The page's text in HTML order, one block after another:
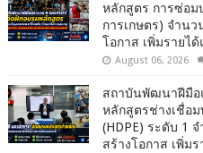
หลักสูตร การซ่อม
การเกษตร) จำน
โอกาส เพิ่มรายไ
August 06, 2026
สถาบันพัฒนาฝีมือ
หลักสูตรช่างเชื่อ
(HDPE) ระดับ 1
สร้างโอกาส เพิ่ม